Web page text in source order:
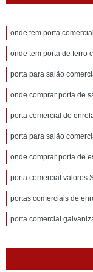
onde tem porta
onde tem porta de ferro
porta para salão
onde comprar porta de
porta comercial de
porta para salão
onde comprar porta de
porta comercial valores
portas comerciais de
porta comercial